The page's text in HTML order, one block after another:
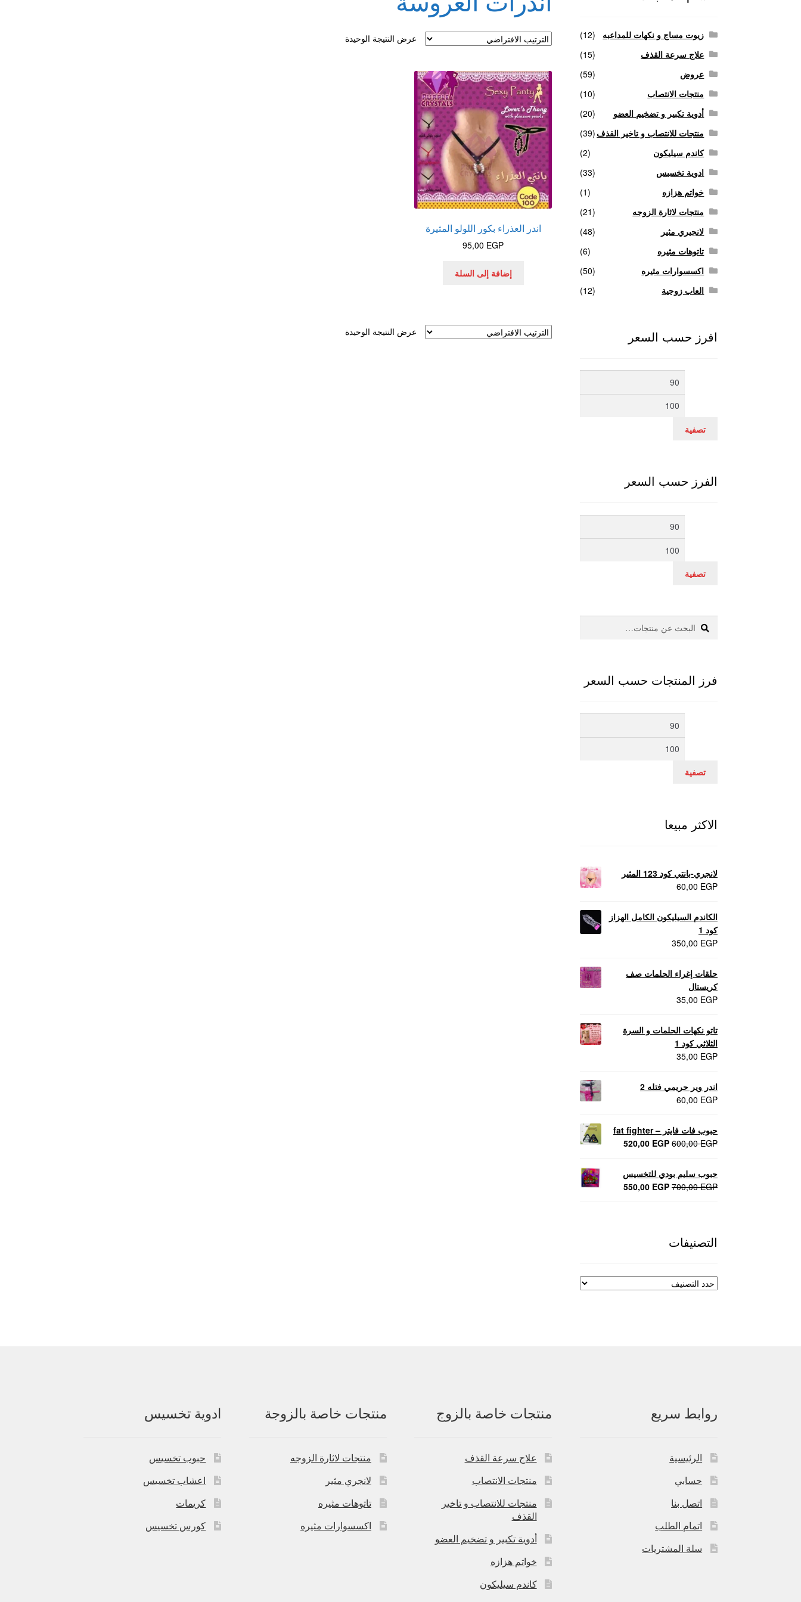
منتجات للانتصاب و تاخير القذف
عرض النتيجة الوحيدة
اندر العذراء بكور اللولو المثيرة
95,00 EGP
إضافة إلى السلة
عرض النتيجة الوحيدة
زيوت مساج و نكهات للمداعبه
(12)
علاج سرعة القذف
(15)
عروض
(59)
منتجات الانتصاب
(10)
أدوية تكبير و تضخيم العضو
(20)
منتجات للانتصاب و تاخير القذف (39)
كاندم سيليكون
(2)
ادوية تخسيس
(33)
خواتم هزازه
(1)
منتجات لاثارة الزوجه
(21)
لانجيري مثير
(48)
تاتوهات مثيره
(6)
اكسسوارات مثيره
(50)
العاب زوجية
(12)
افرز حسب السعر
أدنى
تصفية
الفرز حسب السعر
أدنى
تصفية
البحث
عن:
بحث
فرز المنتجات حسب السعر
أدنى
تصفية
الاكثر مبيعا
لانجري-بانتي كود 123 المثير
60,00 EGP
الكاندم السيليكون الكامل الهزاز
كود 1
350,00 EGP
حلقات إغراء الحلمات صف
كريستال
35,00 EGP
تاتو نكهات الحلمات و السرة
الثلاثي كود 1
35,00 EGP
اندر وير حريمي فتله 2
60,00 EGP
حبوب فات فايتر – fat fighter
600,00EGP
السعر
600,00 EGP.
520,00 EGP
السعر
520,00 EGP.
حبوب سليم بودي للتخسيس
700,00EGP
السعر550,00 EGP
السعر
التصنيفات
روابط سريع
الرئيسية
حسابي
اتصل بنا
اتمام الطلب
سلة المشتريات
منتجات خاصة بالزوج
علاج سرعة القذف
منتجات الانتصاب
منتجات للانتصاب و تاخير
القذف
أدوية تكبير و تضخيم العضو
خواتم هزازه
كاندم سيليكون
منتجات خاصة بالزوجة
منتجات لاثارة الزوجه
لانجري مثير
تاتوهات مثيره
اكسسوارات مثيره
ادوية تخسيس
حبوب تخسيس
اعشاب تخسيس
كريمات
كورس تخسيس